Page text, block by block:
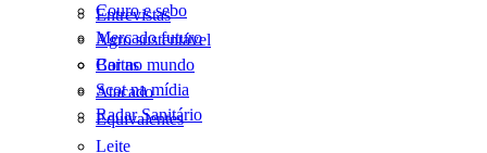
Entrevistas
Agro sustentável
Cartas
Scot na mídia
Radar Sanitário
Couro e sebo
Mercado futuro
Boi no mundo
Atacado
Equivalentes
Leite